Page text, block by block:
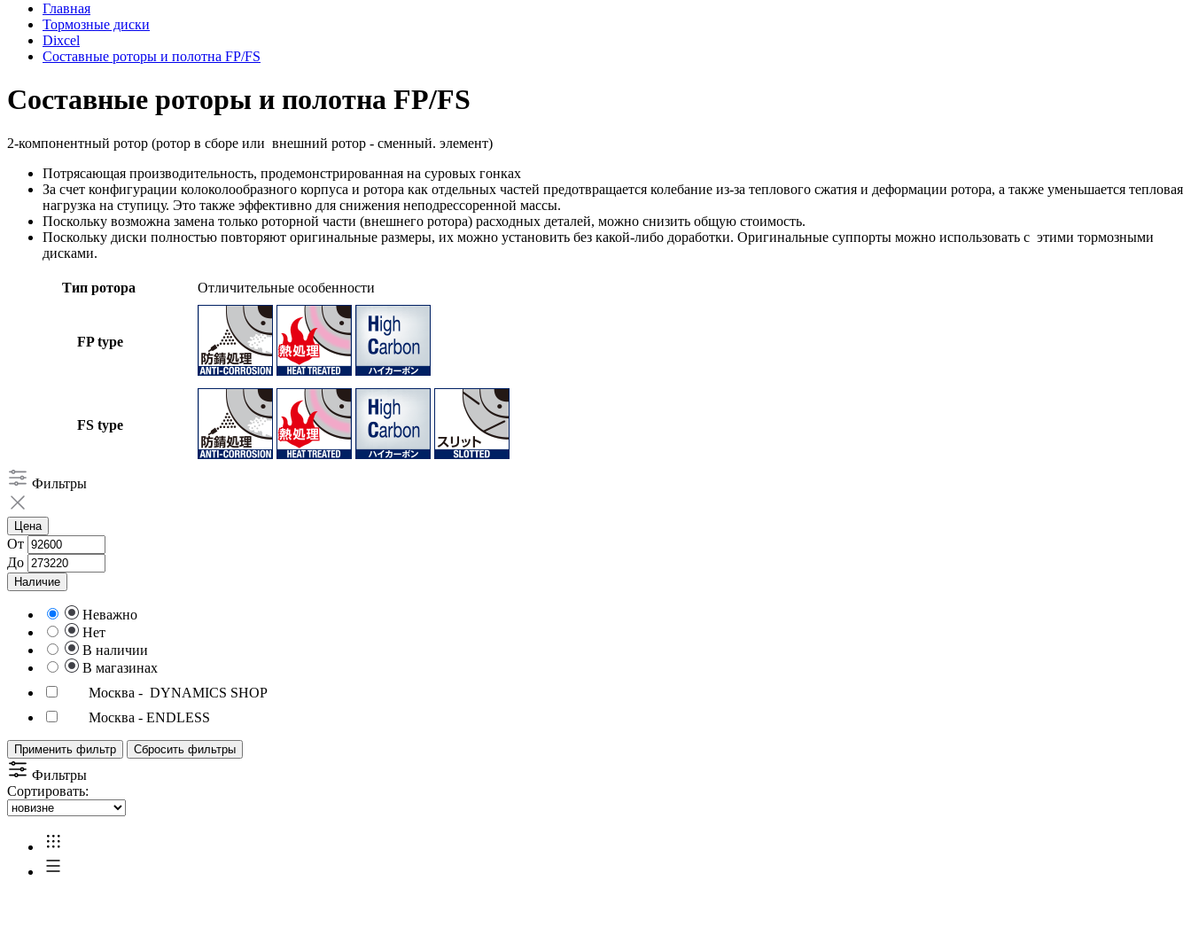
Главная
Тормозные диски
Dixcel
Составные роторы и полотна FP/FS
Составные роторы и полотна FP/FS
2-компонентный ротор (ротор в сборе или внешний ротор - сменный. элемент)
Потрясающая производительность, продемонстрированная на суровых гонках
За счет конфигурации колоколообразного корпуса и ротора как отдельных частей предотвращается колебание из-за теплового сжатия и деформации ротора, а также уменьшается тепловая
нагрузка на ступицу. Это также эффективно для снижения неподрессоренной массы.
Поскольку возможна замена только роторной части (внешнего ротора) расходных деталей, можно снизить общую стоимость.
Поскольку диски полностью повторяют оригинальные размеры, их можно установить без какой-либо доработки. Оригинальные суппорты можно использовать с этими тормозными
дисками.
Тип ротора Отличительные особенности
FP type
FS type
Фильтры
Цена
От
До
Наличие
Неважно
Нет
В наличии
В магазинах
Москва - DYNAMICS SHOP
Москва - ENDLESS
Применить фильтр Сбросить фильтры
Фильтры
Сортировать: